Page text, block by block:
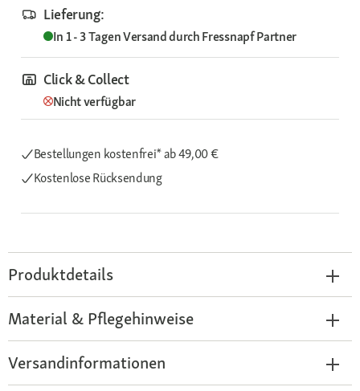
Lieferung:
In 1 - 3 TagenVersand durchFressnapf Partner
Click & Collect
Nicht verfügbar
Bestellungen kostenfrei*ab 49,00 €
Kostenlose Rücksendung
Produktdetails
Material & Pflegehinweise
Versandinformationen